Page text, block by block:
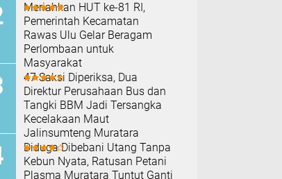
Meriahkan HUT ke-81 RI,
Pemerintah Kecamatan
Rawas Ulu Gelar Beragam
Perlombaan untuk
Masyarakat
47 Saksi Diperiksa, Dua
Direktur Perusahaan Bus dan
Tangki BBM Jadi Tersangka
Kecelakaan Maut
Jalinsumteng Muratara
Diduga Dibebani Utang Tanpa
Kebun Nyata, Ratusan Petani
Plasma Muratara Tuntut Ganti